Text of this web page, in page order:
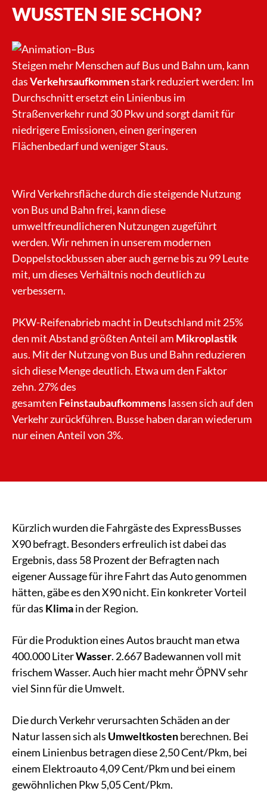
WUSSTEN SIE SCHON?
Steigen mehr Menschen auf Bus und Bahn um, kann
dasVerkehrsaufkommenstark reduziert werden: Im
Durchschnitt ersetzt ein Linienbus im
Straßenverkehr rund 30 Pkw und sorgt damit für
niedrigere Emissionen, einen geringeren
Flächenbedarf und weniger Staus.
Wird Verkehrsfläche durch die steigende Nutzung
von Bus und Bahn frei, kann diese
umweltfreundlicheren Nutzungen zugeführt
werden. Wir nehmen in unserem modernen
Doppelstockbussen aber auch gerne bis zu 99 Leute
mit, um dieses Verhältnis noch deutlich zu
verbessern.
PKW-Reifenabrieb macht in Deutschland mit 25%
den mit Abstand größten Anteil am Mikroplastik
aus. Mit der Nutzung von Bus und Bahn reduzieren
sich diese Menge deutlich. Etwa um den Faktor
zehn. 27% des
gesamten Feinstaubaufkommenslassen sich auf den
Verkehr zurückführen. Busse haben daran wiederum
nur einen Anteil von 3%.
Kürzlich wurden die Fahrgäste des ExpressBusses
X90 befragt. Besonders erfreulich ist dabei das
Ergebnis, dass 58 Prozent der Befragten nach
eigener Aussage für ihre Fahrt das Auto genommen
hätten, gäbe es den X90 nicht. Ein konkreter Vorteil
für das Klimain der Region.
Für die Produktion eines Autos braucht man etwa
400.000 LiterWasser. 2.667 Badewannen voll mit
frischem Wasser. Auch hier macht mehr ÖPNV sehr
viel Sinn für die Umwelt.
Die durch Verkehr verursachten Schäden an der
Natur lassen sich als Umweltkostenberechnen. Bei
einem Linienbus betragen diese 2,50 Cent/Pkm, bei
einem Elektroauto 4,09 Cent/Pkm und bei einem
gewöhnlichen Pkw 5,05 Cent/Pkm.